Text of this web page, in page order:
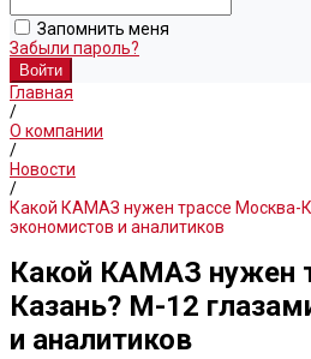
Запомнить меня
Забыли пароль?
Главная
/
О компании
/
Новости
/
Какой КАМАЗ нужен трассе Москва-
экономистов и аналитиков
Какой КАМАЗ нужен
Казань? М-12
и аналитиков